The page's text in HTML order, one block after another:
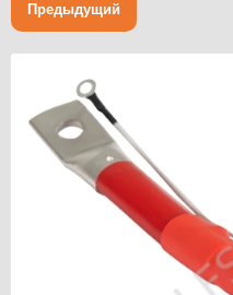
Предыдущий